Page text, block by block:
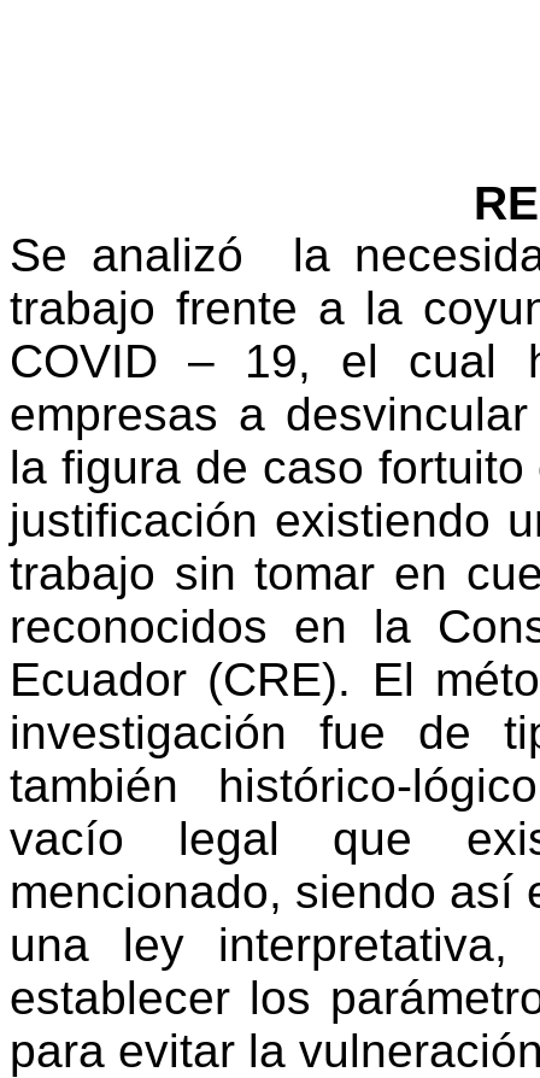
Se analizó la
trabajo frente a la
COVID – 19, el cual
empresas a
la figura de caso
justificación existiendo
trabajo sin tomar en
reconocidos en la
Ecuador (CRE). El
investigación fue de
también histórico-
vacío legal que
mencionado, siendo así
una ley
establecer los
para evitar la